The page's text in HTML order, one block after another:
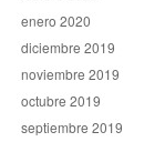
enero 2020
diciembre 2019
noviembre 2019
octubre 2019
septiembre 2019